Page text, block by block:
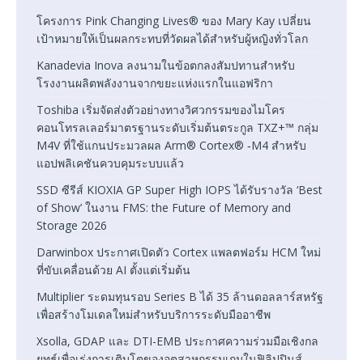
โครงการ Pink Changing Lives® ของ Mary Kay เปลี่ยน
เป้าหมายให้เป็นผลกระทบที่วัดผลได้สำหรับผู้หญิงทั่วโลก
Kanadevia Inova ลงนามในข้อตกลงสัมปทานสำหรับ
โรงงานผลิตพลังงานจากขยะแห่งแรกในแอฟริกา
Toshiba เริ่มจัดส่งตัวอย่างทางวิศวกรรมของไมโคร
คอนโทรลเลอร์มาตรฐานระดับเริ่มต้นตระกูล TXZ+™ กลุ่ม
M4V ที่ใช้แกนประมวลผล Arm® Cortex® ‑M4 สำหรับ
แอปพลิเคชันควบคุมระบบแล้ว
SSD ซีรีส์ KIOXIA GP Super High IOPS ได้รับรางวัล ‘Best
of Show’ ในงาน FMS: the Future of Memory and
Storage 2026
Darwinbox ประกาศเปิดตัว Cortex แพลตฟอร์ม HCM ใหม่
ที่ขับเคลื่อนด้วย AI ตั้งแต่เริ่มต้น
Multiplier ระดมทุนรอบ Series B ได้ 35 ล้านดอลลาร์สหรัฐ
เพื่อสร้างโมเดลใหม่สำหรับบริการระดับมืออาชีพ
Xsolla, GDAP และ DTI-EMB ประกาศความร่วมมือเชิงกล